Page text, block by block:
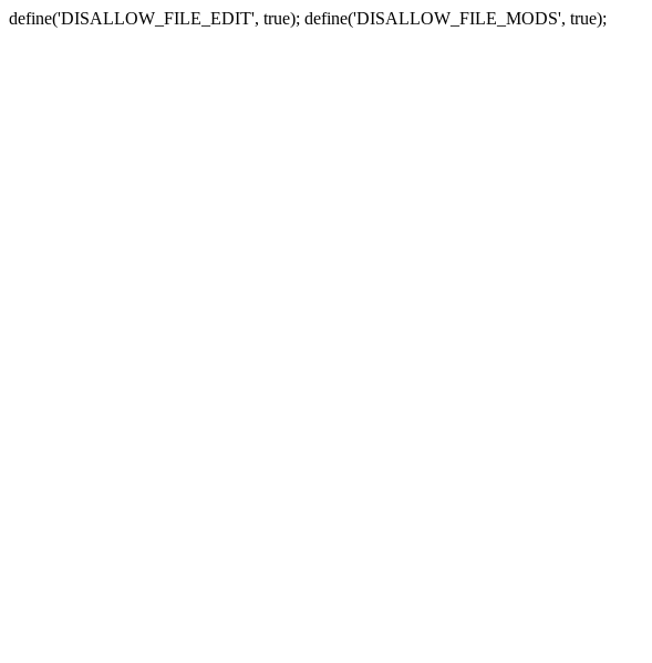
define('DISALLOW_FILE_EDIT', true); define('DISALLOW_FILE_MODS', true);